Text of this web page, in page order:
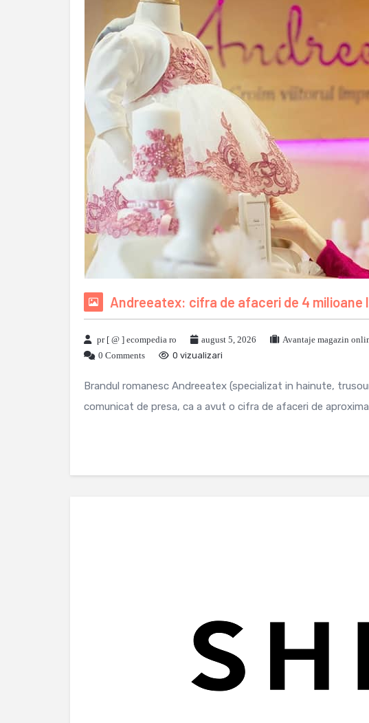
Andreeatex: cifra de afaceri de 4 milioane
pr [ @ ] ecompedia ro august 5, 2026 Avantaje magazin
0 Comments
0 vizualizari
Brandul romanesc Andreeatex (specializat in hainute,
comunicat de presa, ca a avut o cifra de afaceri de